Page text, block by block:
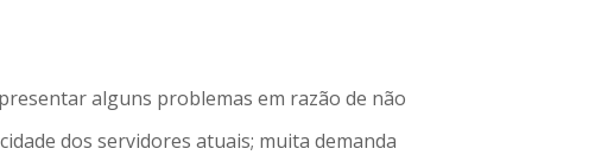
alguns problemas em razão de não
dos servidores atuais; muita demanda